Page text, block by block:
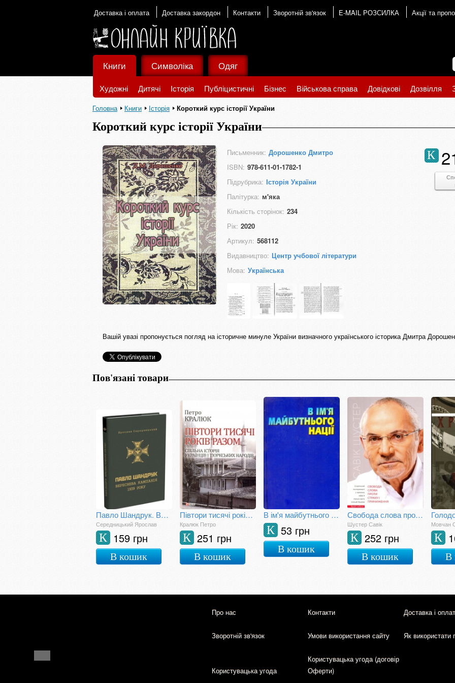
Доставка і оплата Доставка закордон Контакти Зворотній зв'язок E-MAIL РОЗСИЛКА Акції та
Книги
Художні Дитячі Історія Публіцистичні Бізнес Військова справа Довідкові Дозвілля
Символіка Одяг
Головна Книги Історія Короткий курс історії України
Короткий курс історії України
Письменник: Дорошенко Дмитро
ISBN: 978-611-01-1782-1
Підрубрика: Історія України
Палітурка: м'яка
Кількість сторінок: 234
Рік: 2020
Артикул: 568112
Видавництво: Центр учбової літератури
Мова: Українська
К
Вашій увазі пропонується погляд на історичне минуле України визначного українського історика Дмитра
Пов'язані товари
Павло Шандрук. Вереснева кампанія 1939 року
Середницький Ярослав
159 грн
К
В кошик
Півтори тисячі років разом. Спільна історія українців і тюркських народів
Кралюк Петро
251 грн
К
В кошик
В ім'я майбутнього нації
53 грн
К
В кошик
Свобода слова проти страху і приниження
Шустер Савік
252 грн
К
В кошик
Мовчан
К
В
Про нас Контакти Доставка і
Зворотній зв'язок Умови використання сайту Як використати
Користувацька угода
Користувацька угода (договір
Оферти)